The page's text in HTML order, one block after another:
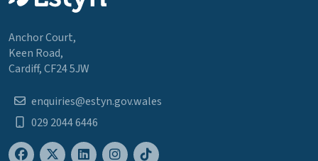
Anchor Court,
Keen Road,
Cardiff, CF24 5JW
enquiries@estyn.gov.wales
029 2044 6446